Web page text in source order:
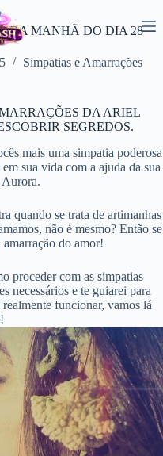
DA MANHÃ DO DIA 28
Simpatias e Amarrações
DA ARIEL
SEGREDOS.
mais uma simpatia poderosa
sua vida com a ajuda da sua
quando se trata de artimanhas
não é mesmo? Então se
amarração do amor!
proceder com as simpatias
necessários e te guiarei para
funcionar, vamos lá